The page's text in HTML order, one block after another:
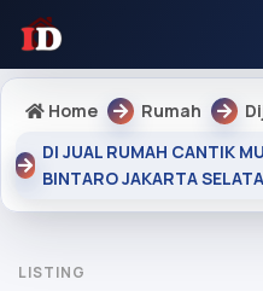
Home Rumah
DI JUAL RUMAH CANTIK
BINTARO JAKARTA
LISTING